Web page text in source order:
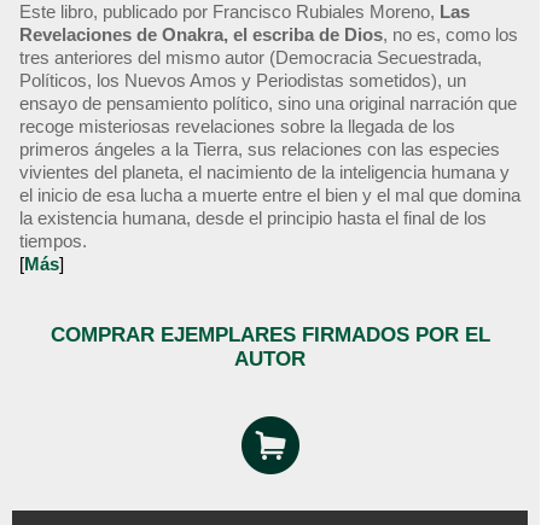
Este libro, publicado por Francisco Rubiales Moreno, Las
Revelaciones de Onakra, el escriba de Dios, no es, como los
tres anteriores del mismo autor (Democracia Secuestrada,
Políticos, los Nuevos Amos y Periodistas sometidos), un
ensayo de pensamiento político, sino una original narración que
recoge misteriosas revelaciones sobre la llegada de los
primeros ángeles a la Tierra, sus relaciones con las especies
vivientes del planeta, el nacimiento de la inteligencia humana y
el inicio de esa lucha a muerte entre el bien y el mal que domina
la existencia humana, desde el principio hasta el final de los
tiempos.
[Más]
COMPRAR EJEMPLARES FIRMADOS POR EL
AUTOR